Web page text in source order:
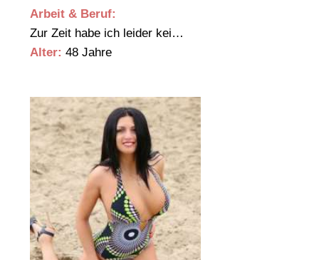
Arbeit & Beruf:
Zur Zeit habe ich leider kei…
Alter: 48 Jahre